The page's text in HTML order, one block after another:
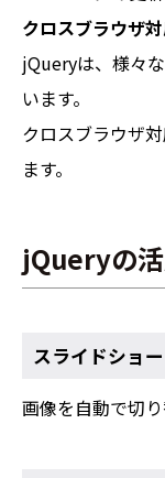
クロスブラウザ
jQueryは、様々
います。
クロスブラウザ
ます。
jQueryの
スライドショー
画像を自動で切